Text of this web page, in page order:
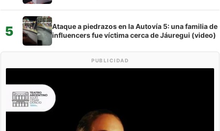
5
Ataque a piedrazos en la Autovía 5: una familia de
influencers fue víctima cerca de Jáuregui (video)
PUBLICIDAD